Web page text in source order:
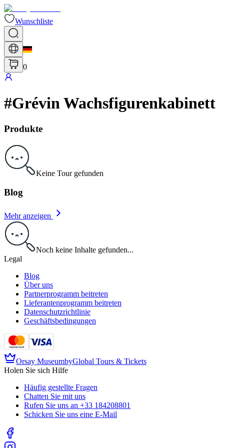
Wunschliste
0
#Grévin Wachsfigurenkabinett
Produkte
Keine Tour gefunden
Blog
Mehr anzeigen
Noch keine Inhalte gefunden...
Legal
Blog
Über uns
Partnerprogramm beitreten
Lieferantenprogramm beitreten
Datenschutzrichtlinie
Geschäftsbedingungen
Orsay MuseumbyGlobal Tours & Tickets
Holen Sie sich Hilfe
Häufig gestellte Fragen
Chatten Sie mit uns
Rufen Sie uns an +33 184208801
Schicken Sie uns eine E-Mail